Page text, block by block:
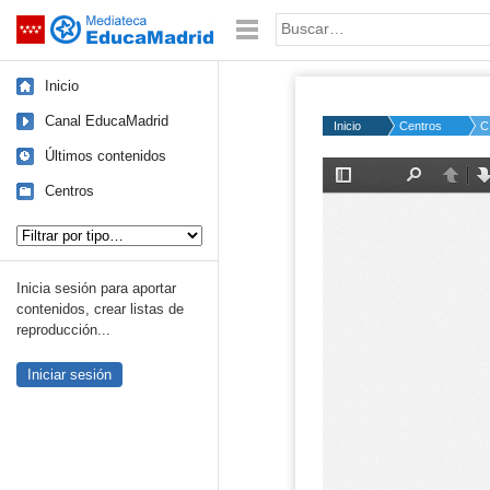
Saltar navegación Palabra o frase:
Inicio
Canal EducaMadrid
Últimos contenidos
Centros
Inicia sesión para aportar
contenidos, crear listas de
reproducción...
Iniciar sesión
Inicio Centros